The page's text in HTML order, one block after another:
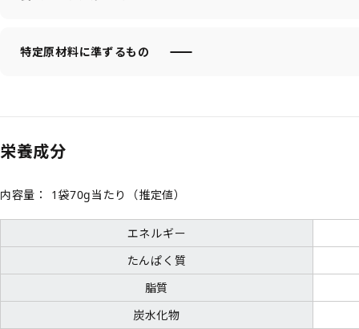
特定原材料に準ずるもの
栄養成分
内容量： 1袋70g当たり（推定値）
エネルギー
たんぱく質
脂質
炭水化物